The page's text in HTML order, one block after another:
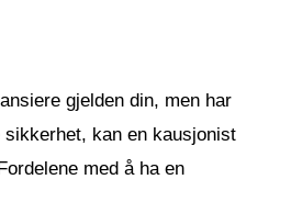
gjelden din, men har
kan en kausjonist
med å ha en